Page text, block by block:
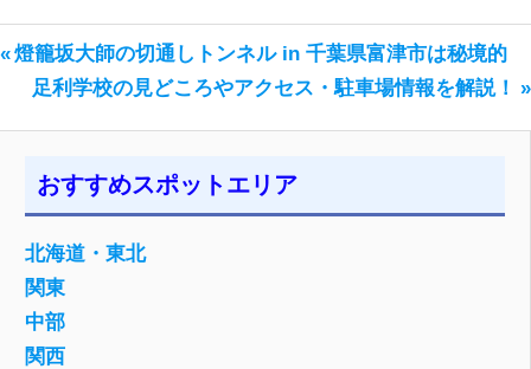
投
ナ
ビ
ゲ
ー
シ
前
燈籠坂大師の切通しトンネル in 千葉県富津市は秘境的
次
稿:
足利学校の見どころやアクセス・駐車場情報を解説！
おすすめスポットエリア
北海道・東北
関東
中部
関西